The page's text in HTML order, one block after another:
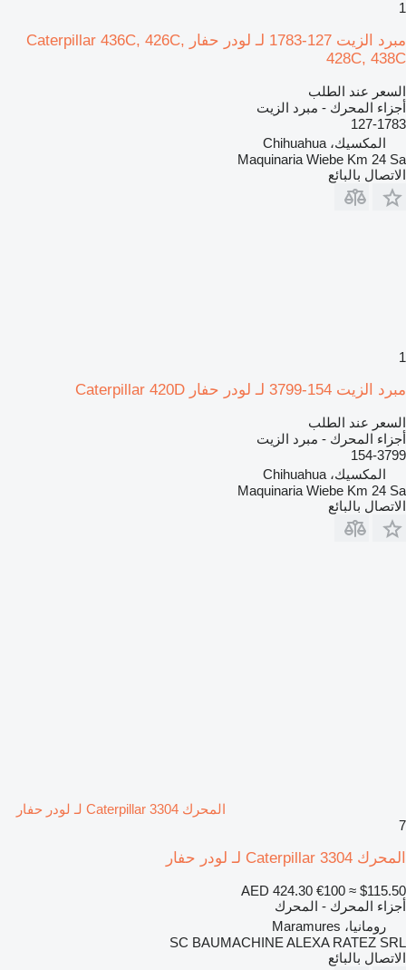
1
مبرد الزيت 127-1783 لـ لودر حفار Caterpillar 436C, 426C,
428C, 438C
السعر عند الطلب
أجزاء المحرك - مبرد الزيت
127-1783
المكسيك، Chihuahua
Maquinaria Wiebe Km 24 Sa
الاتصال بالبائع
1
مبرد الزيت 154-3799 لـ لودر حفار Caterpillar 420D
السعر عند الطلب
أجزاء المحرك - مبرد الزيت
154-3799
المكسيك، Chihuahua
Maquinaria Wiebe Km 24 Sa
الاتصال بالبائع
المحرك Caterpillar 3304 لـ لودر حفار
7
المحرك Caterpillar 3304 لـ لودر حفار
AED 424.30 €100 ≈ $115.50
أجزاء المحرك - المحرك
رومانيا، Maramures
SC BAUMACHINE ALEXA RATEZ SRL
الاتصال بالبائع